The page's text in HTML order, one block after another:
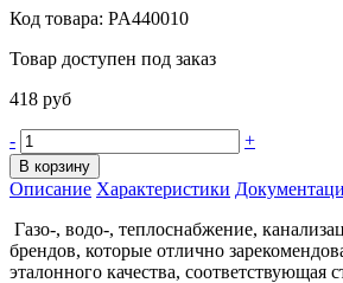
Код товара: PA440010
Товар доступен под заказ
418 руб
- +
В корзину
Описание Характеристики
Газо-, водо-, теплоснабжение,
брендов, которые отлично
эталонного качества, соответствующая